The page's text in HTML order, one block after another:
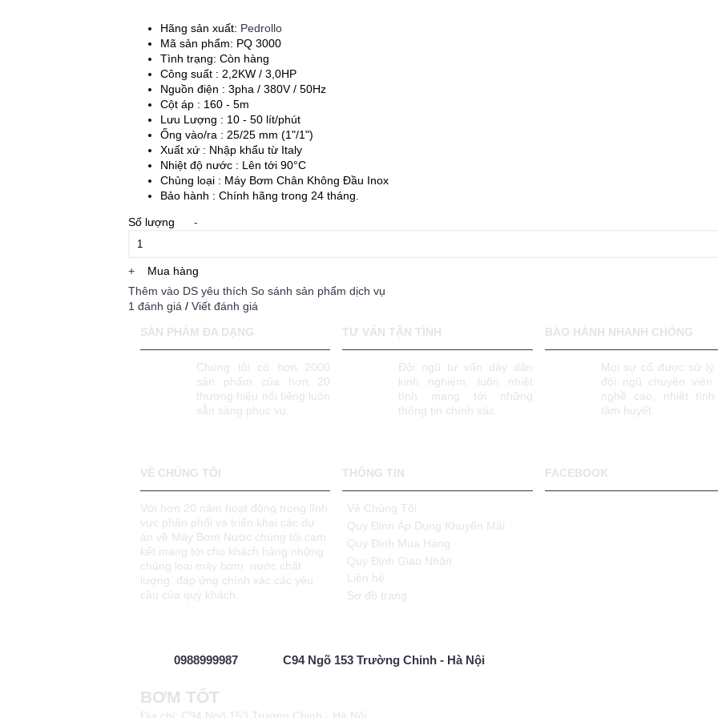
Hãng sản xuất: Pedrollo
Mã sản phẩm: PQ 3000
Tình trạng: Còn hàng
Công suất : 2,2KW / 3,0HP
Nguồn điện : 3pha / 380V / 50Hz
Cột áp : 160 - 5m
Lưu Lượng : 10 - 50 lít/phút
Ống vào/ra : 25/25 mm (1"/1")
Xuất xứ : Nhập khẩu từ Italy
Nhiệt độ nước : Lên tới 90°C
Chủng loại : Máy Bơm Chân Không Đầu Inox
Bảo hành : Chính hãng trong 24 tháng.
Số lượng -
+
Mua hàng
Thêm vào DS yêu thích So sánh sản phẩm dịch vụ
1 đánh giá / Viết đánh giá
SẢN PHẨM ĐA DẠNG
Chúng tôi có hơn 2000
sản phẩm của hơn 20
thương hiệu nổi tiếng luôn
sẵn sàng phục vụ.
TƯ VẤN TẬN TÌNH
Đội ngũ tư vấn dày dặn
kinh nghiệm, luôn nhiệt
tình mang tới những
thông tin chính xác.
BÀO HÀNH NHANH CHÓNG
Mọi sự cố được sử lý
đội ngũ chuyên viên
nghề cao, nhiệt
tâm huyết.
VỀ CHÚNG TÔI
Với hơn 20 năm hoạt động trong lĩnh
vực phân phối và triển khai các dự
án về Máy Bơm Nước chúng tôi cam
kết mang tới cho khách hàng những
chủng loại máy bơm nước chất
lượng, đáp ứng chính xác các yêu
cầu của quý khách.
THÔNG TIN
Về Chúng Tôi
Quy Định Áp Dụng Khuyến Mãi
Quy Định Mua Hàng
Quy Định Giao Nhận
Liên hệ
Sơ đồ trang
FACEBOOK
0988999987 C94 Ngõ 153 Trường Chinh - Hà Nội
BƠM TỐT